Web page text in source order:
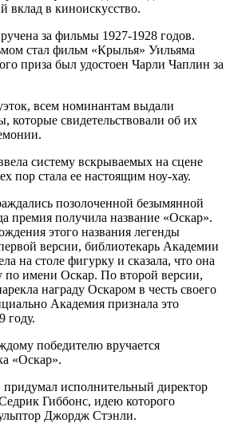
вклад в киноискусство.
за фильмы 1927-1928 годов.
стал фильм «Крылья» Уильяма
приза был удостоен Чарли Чаплин за
всем номинантам выдали
которые свидетельствовали об их
систему вскрываемых на сцене
пор стала ее настоящим ноу-хау.
позолоченной безымянной
премия получила название «Оскар».
этого названия легенды
версии, библиотекарь Академии
на столе фигурку и сказала, что она
по имени Оскар. По второй версии,
награду Оскаром в честь своего
Академия признала это
году.
победителю вручается
«Оскар».
исполнительный директор
Гиббонс, идею которого
Джордж Стэнли.